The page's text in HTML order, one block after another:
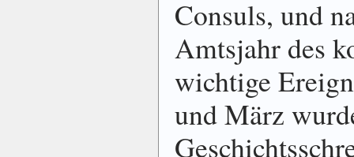
Consuls, und
Amtsjahr des
wichtige
und März